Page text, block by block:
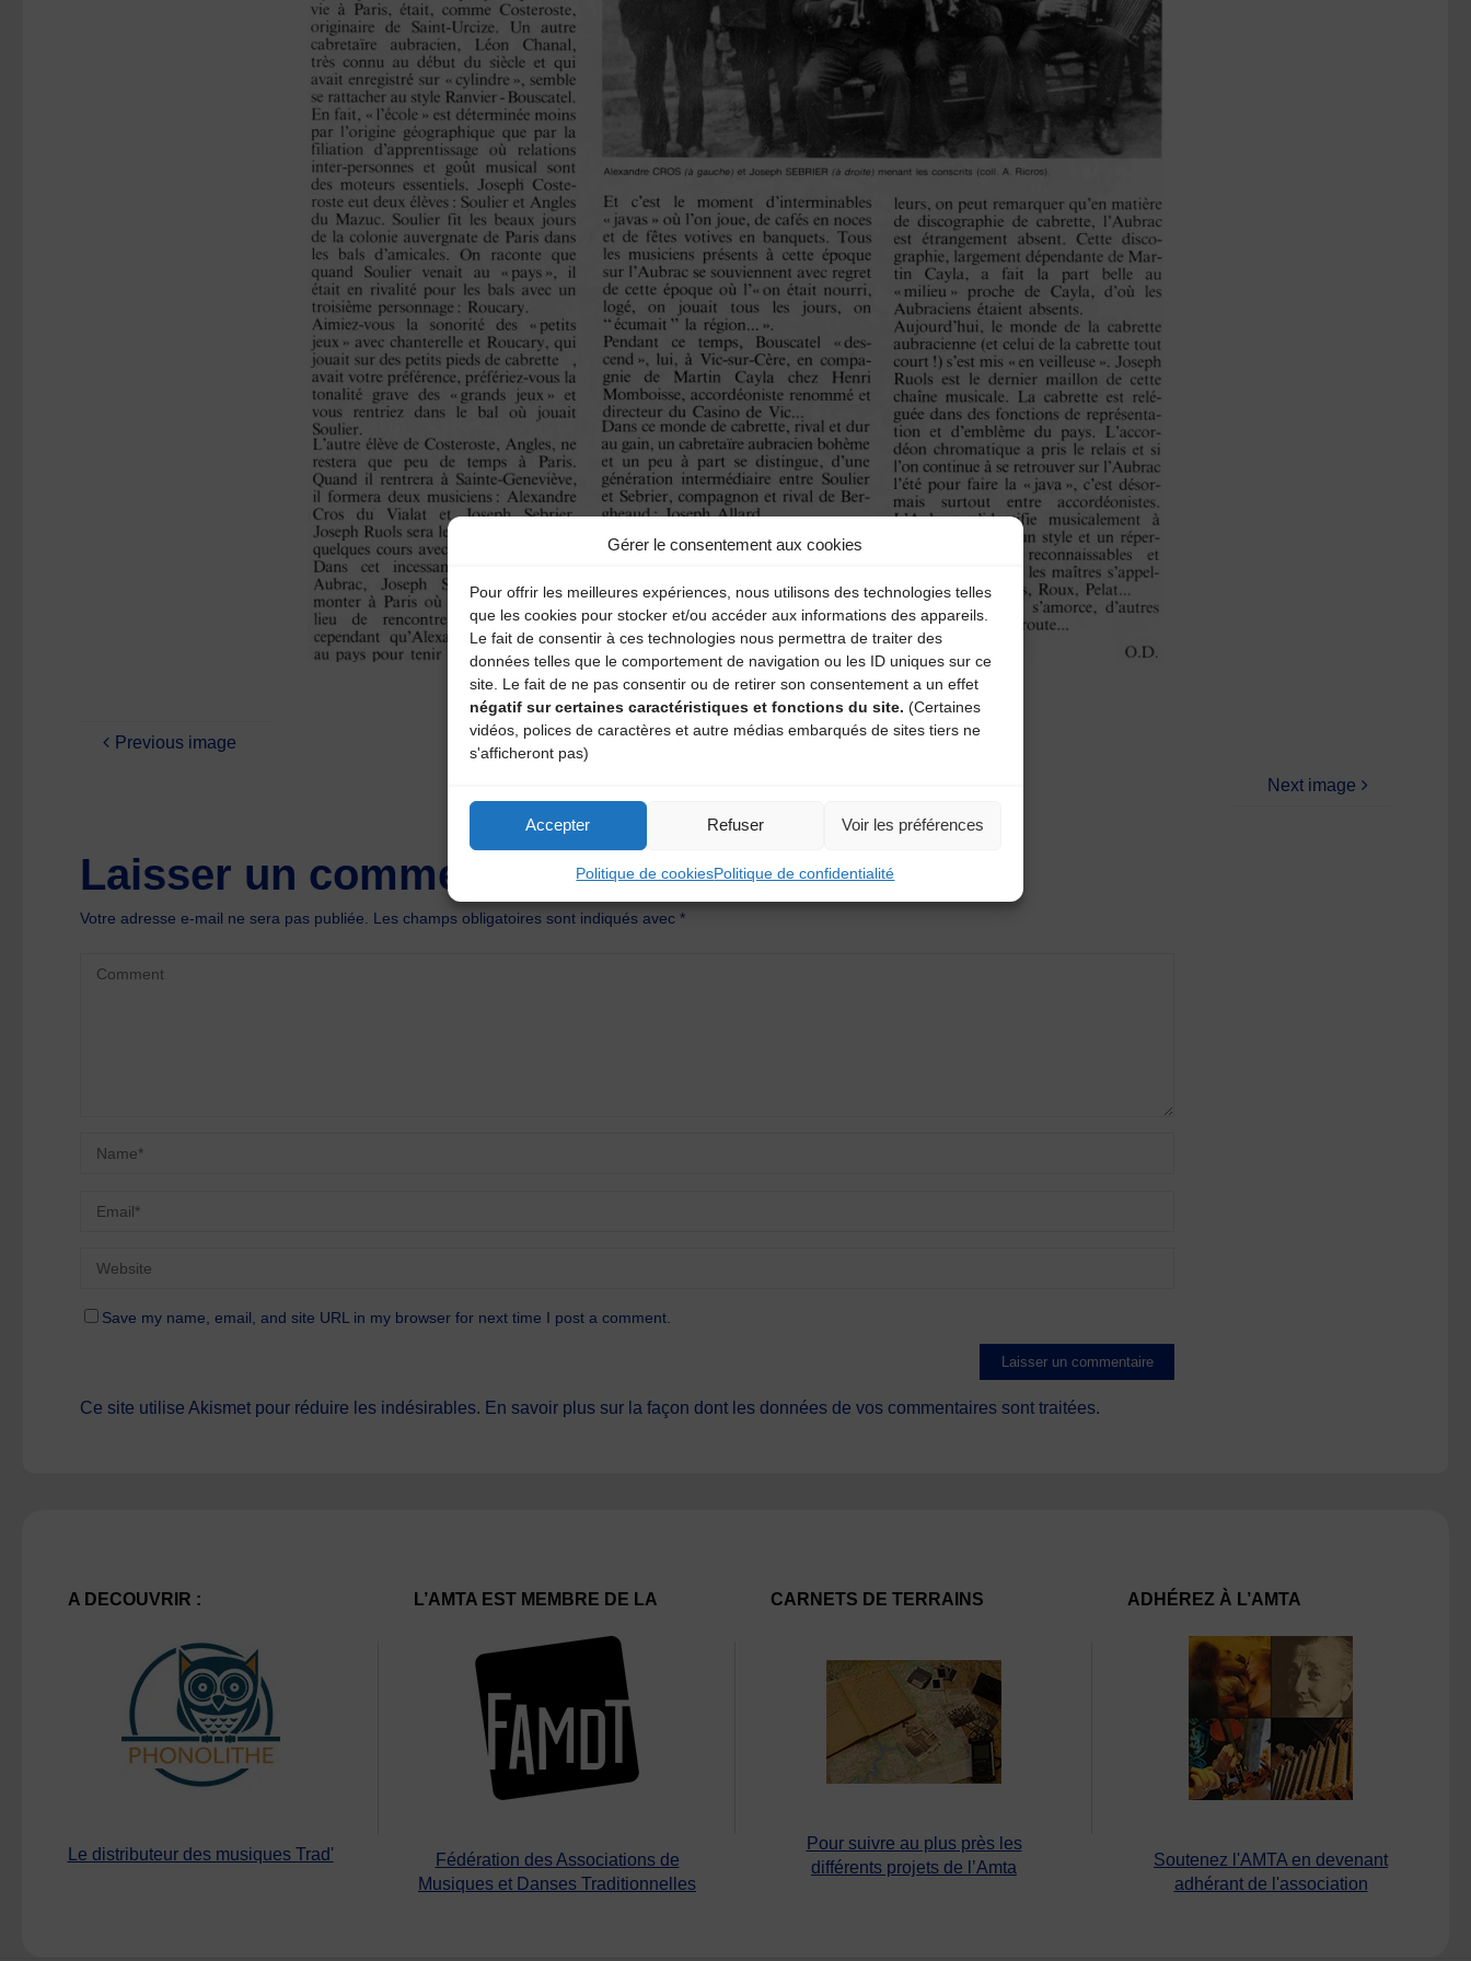
Gérer le consentement aux cookies
Pour offrir les meilleures expériences, nous utilisons des technologies telles
que les cookies pour stocker et/ou accéder aux informations des appareils.
Le fait de consentir à ces technologies nous permettra de traiter des
données telles que le comportement de navigation ou les ID uniques sur ce
site. Le fait de ne pas consentir ou de retirer son consentement a un effet
négatif sur certaines caractéristiques et fonctions du site. (Certaines
vidéos, polices de caractères et autre médias embarqués de sites tiers ne
s'afficheront pas)
Accepter Refuser Voir les préférences
Politique de cookiesPolitique de confidentialité
Previous image
Next image
Laisser un commentaire
Votre adresse e-mail ne sera pas publiée. Les champs obligatoires sont indiqués avec*
Save my name, email, and site URL in my browser for next time I post a comment.
Ce site utilise Akismet pour réduire les indésirables. En savoir plus sur la façon dont les données de vos commentaires sont traitées.
A DECOUVRIR :
Le distributeur des musiques Trad'
L’AMTA EST MEMBRE DE LA
Fédération des Associations de
Musiques et Danses Traditionnelles
CARNETS DE TERRAINS
Pour suivre au plus près les
différents projets de l’Amta
ADHÉREZ À L’AMTA
Soutenez l'AMTA en devenant
adhérant de l'association